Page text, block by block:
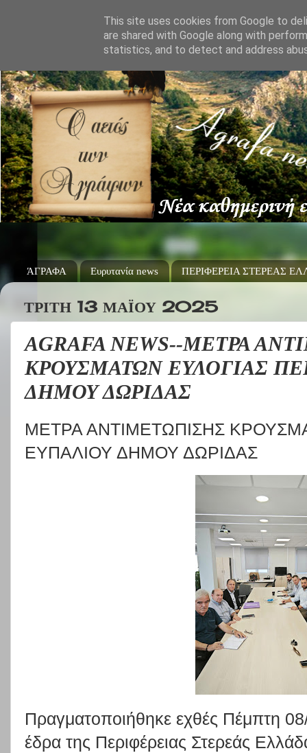
ΆΓΡΑΦΑ Ευρυτανία news ΠΕΡΙΦΕΡΕΙΑ ΣΤΕΡΕΑΣ
ΤΡΊΤΗ 13 ΜΑΪ́ΟΥ 2025
AGRAFA NEWS--ΜΕΤΡΑ
ΚΡΟΥΣΜΑΤΩΝ ΕΥΛΟΓΙΑΣ
ΔΗΜΟΥ ΔΩΡΙΔΑΣ
ΜΕΤΡΑ ΑΝΤΙΜΕΤΩΠΙΣΗΣ
ΕΥΠΑΛΙΟΥ ΔΗΜΟΥ ΔΩΡΙΔΑΣ
Πραγματοποιήθηκε εχθές Πέμπτη
έδρα της Περιφέρειας Στερεάς
This site uses cookies from Google to
are shared with Google along with
statistics, and to detect and address